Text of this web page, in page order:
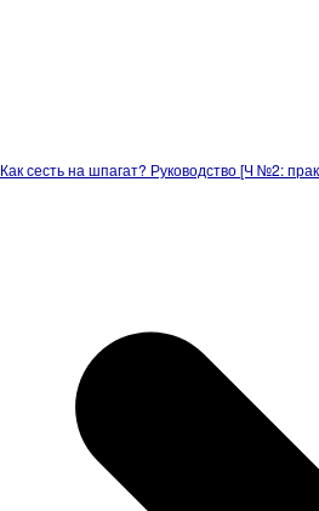
Как сесть на шпагат? Руководство [Ч №2: